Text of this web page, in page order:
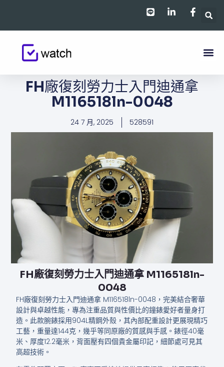
FH廠復刻勞力士入門​​迪通拿
M116518ln-0048
24 7 月, 2025 528591
FH廠復刻勞力士入門​​迪通拿 M116518ln-
0048
FH廠復刻勞力士入門​​迪通拿 M116518ln-0048，完美結合奢華
設計與卓越性能，專為注重品質與性價比的鐘錶愛好者量身打
造。此款腕錶採用904L精鋼外殼，其內部配重設計更展現精巧
工藝，重量達144克，幾乎等同原廠的質感與手感。錶徑40毫
米、厚度12.2毫米，背面壓有四個貴金屬印記，細節處可見其
高超技術。